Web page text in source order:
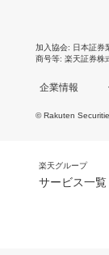
加入協会 日本証券
商号等 楽天証券株
企業情報
© Rakuten
楽天グループ
サービス一覧